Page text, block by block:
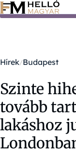
Ugrás a tartalomra
Hírek Budapest
Szinte
tovább
lakáshoz